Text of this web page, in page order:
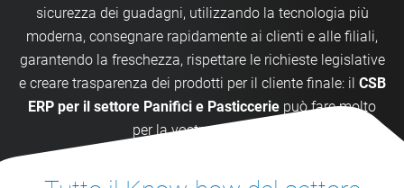
sicurezza dei guadagni, utilizzando la tecnologia più
moderna, consegnare rapidamente ai clienti e alle filiali,
garantendo la freschezza, rispettare le richieste legislative
e creare trasparenza dei prodotti per il cliente finale: il CSB
ERP per il settore Panifici e Pasticcerie può fare molto
per la vostra azienda.